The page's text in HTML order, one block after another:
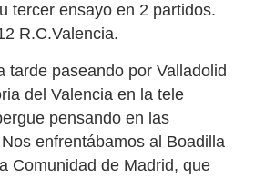
tercer ensayo en 2 partidos.
R.C.Valencia.
tarde paseando por Valladolid
del Valencia en la tele
pensando en las
enfrentábamos al Boadilla
Comunidad de Madrid, que